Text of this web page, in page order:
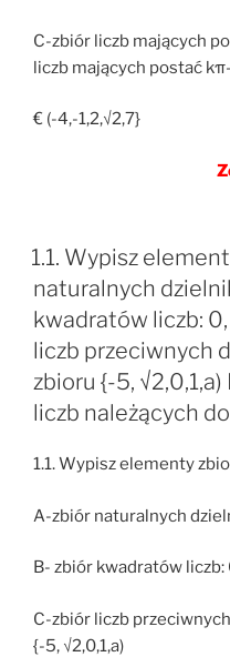
C-zbiór liczb mających
liczb mających postać kπ-
€ (-4,-1,2,√2,7}
1.1. Wypisz
naturalnych
kwadratów liczb: 0,
liczb przeciwnych
zbioru {-5,
liczb należących
1.1. Wypisz elementy
A-zbiór naturalnych
B- zbiór kwadratów liczb:
C-zbiór liczb
{-5, √2,0,1,a)